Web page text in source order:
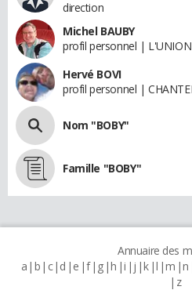
direction
Michel BAUBY
profil personnel | L'UNION
Hervé BOVI
profil personnel |
Nom "BOBY"
Famille "BOBY"
Annuaire des
a b c d e f g h i j k l m n
z